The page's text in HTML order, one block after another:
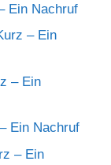
Ein Nachruf
– Ein
– Ein
Ein Nachruf
– Ein